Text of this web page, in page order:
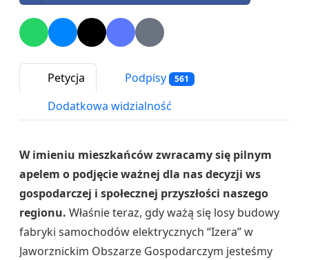
Petycja Podpisy 561
Dodatkowa widzialność
W imieniu mieszkańców zwracamy się pilnym
apelem o podjęcie ważnej dla nas decyzji ws
gospodarczej i społecznej przyszłości naszego
regionu. Właśnie teraz, gdy ważą się losy budowy
fabryki samochodów elektrycznych “Izera” w
Jaworznickim Obszarze Gospodarczym jesteśmy